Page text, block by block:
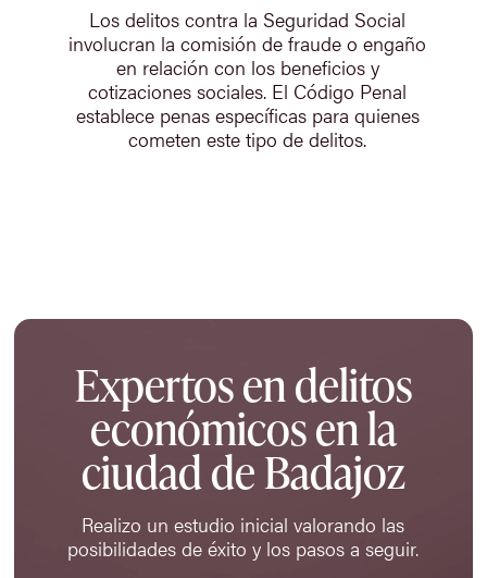
Los delitos contra la Seguridad Social
involucran la comisión de fraude o engaño
en relación con los beneficios y
cotizaciones sociales. El Código Penal
establece penas específicas para quienes
cometen este tipo de delitos.
Expertos en delitos
económicos en la
ciudad de Badajoz
Realizo un estudio inicial valorando las
posibilidades de éxito y los pasos a seguir.